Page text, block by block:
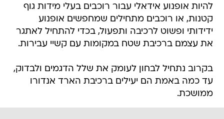
להיות אופנוע אידאלי עבור רוכבים בעלי מידות גוף
קטנות, או רוכבים מתחילים שמחפשים אופנוע
ידידותי ופשוט לרכיבה ותפעול, בכדי להתחיל לאתגר
את עצמם ברכיבת שטח במקומות עם קשיי עבירות.
בקרוב נתחיל לבחון לעומק את שלל הדגמים ולבדוק,
עד כמה באמת הם יעילים ברכיבת הארד אנדורו
ממושכת.